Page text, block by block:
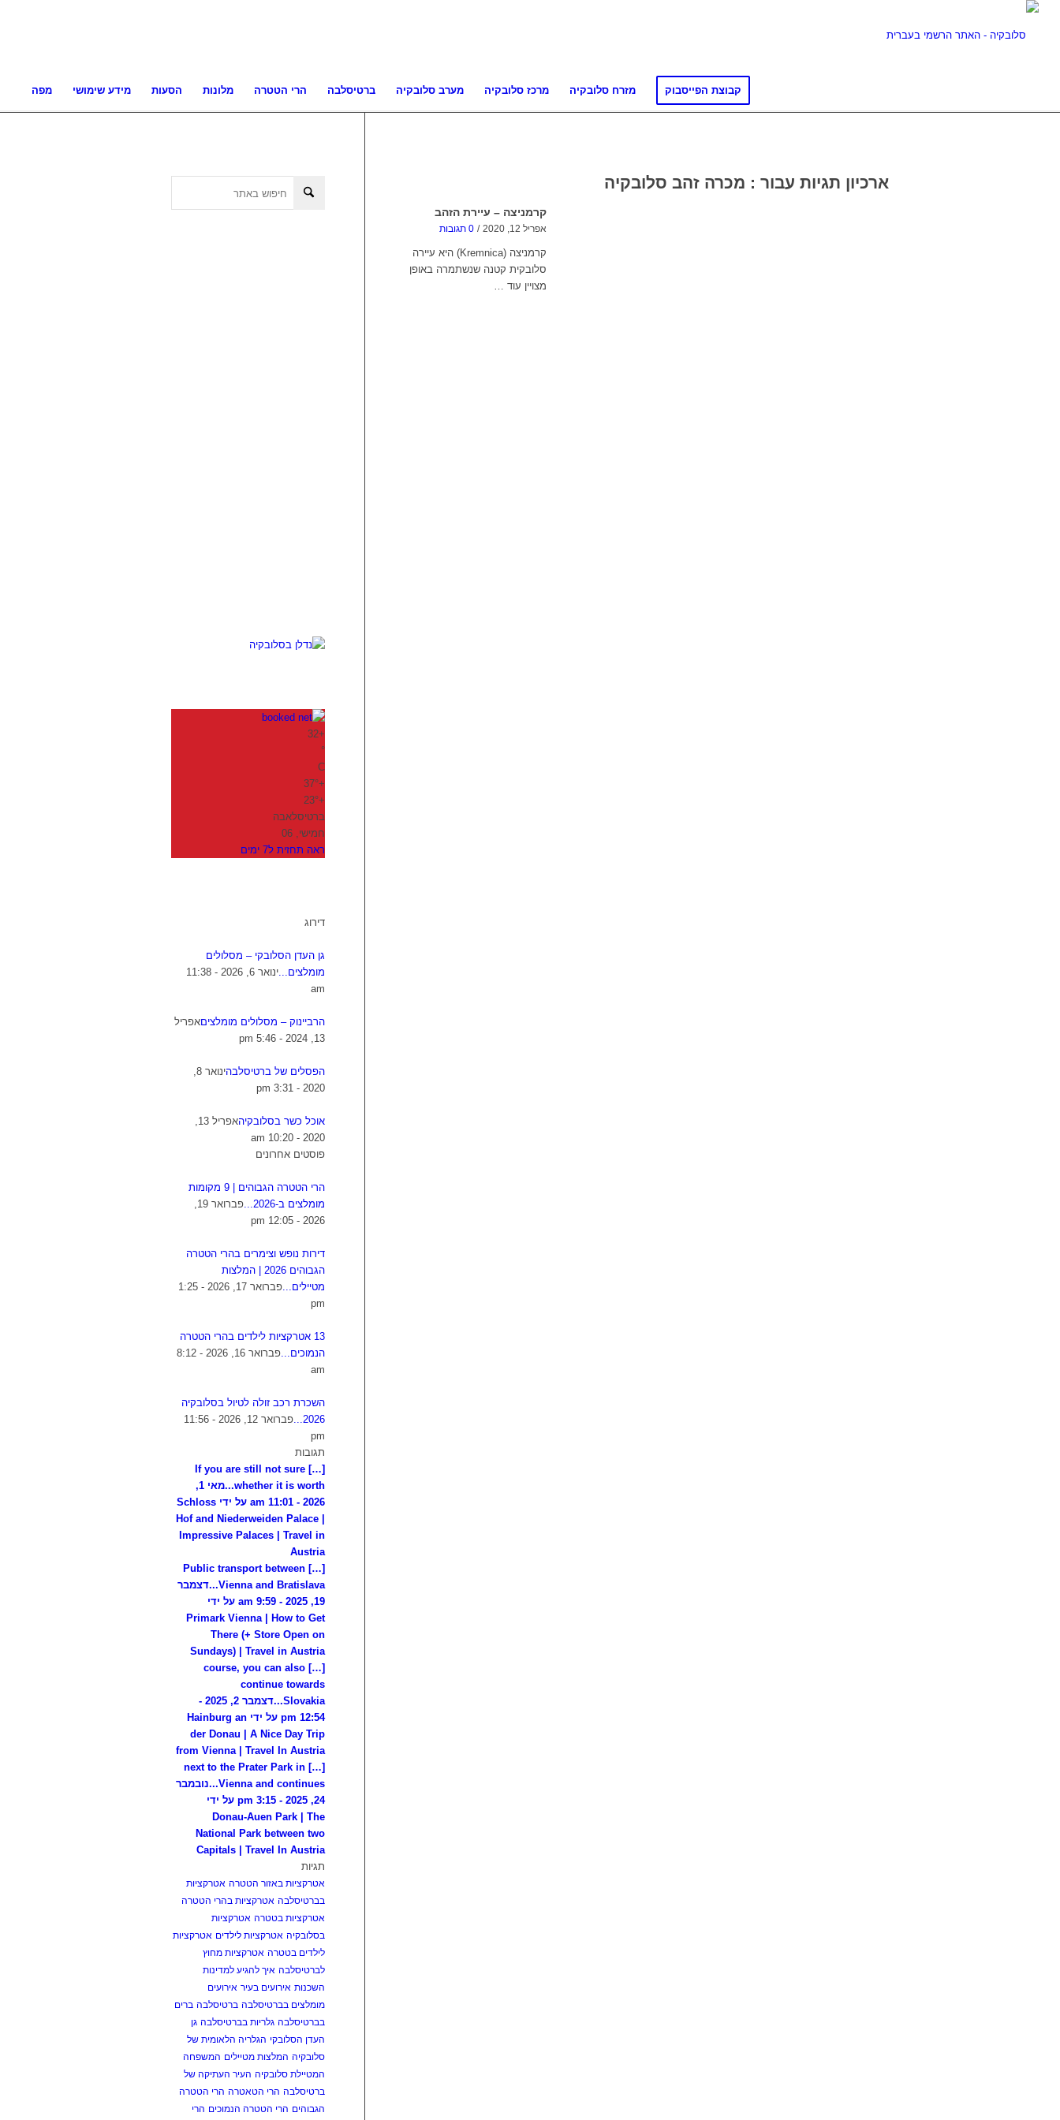
מפה מידע שימושי הסעות מלונות הרי הטטרה ברטיסלבה מערב סלובקיה מרכז סלובקיה מזרח סלובקיה קבוצת הפייסבוק
ארכיון תגיות עבור : מכרה זהב סלובקיה
קרמניצה – עיירת הזהב
אפריל 12, 2020 / 0 תגובות
קרמניצה (Kremnica) היא עיירה
סלובקית קטנה שנשתמרה באופן
מצויין עוד …
+
32
°
C
+
37°
+
23°
ברטיסלאבה
חמישי, 06
ראה תחזית ל7 ימים
דירוג
גן העדן הסלובקי – מסלולים
מומלצים...
ינואר 6, 2026 - 11:38
am
הרביינוק – מסלולים מומלציםאפריל
13, 2024 - 5:46 pm
הפסלים של ברטיסלבה
ינואר 8,
2020 - 3:31 pm
אוכל כשר בסלובקיה
אפריל 13,
2020 - 10:20 am
פוסטים אחרונים
הרי הטטרה הגבוהים | 9 מקומות
מומלצים ב-2026...
פברואר 19,
2026 - 12:05 pm
דירות נופש וצימרים בהרי הטטרה
הגבוהים 2026 | המלצות
מטיילים...
פברואר 17, 2026 - 1:25
pm
13 אטרקציות לילדים בהרי הטטרה
הנמוכים...
פברואר 16, 2026 - 8:12
am
השכרת רכב זולה לטיול בסלובקיה
2026...
פברואר 12, 2026 - 11:56
pm
תגובות
[…] If you are still not sure
whether it is worth...
מאי 1,
2026 - 11:01 am על ידי Schloss
Hof and Niederweiden Palace |
Impressive Palaces | Travel in
Austria
[…] Public transport between
Vienna and Bratislava...
דצמבר
19, 2025 - 9:59 am על ידי
Primark Vienna | How to Get
There (+ Store Open on
Sundays) | Travel in Austria
[…] course, you can also
continue towards
Slovakia...
דצמבר 2, 2025 -
12:54 pm על ידי Hainburg an
der Donau | A Nice Day Trip
from Vienna | Travel In Austria
[…] next to the Prater Park in
Vienna and continues...
נובמבר
24, 2025 - 3:15 pm על ידי
Donau-Auen Park | The
National Park between two
Capitals | Travel In Austria
תגיות
אטרקציות באזור הטטרה אטרקציות
בברטיסלבה אטרקציות בהרי הטטרה
אטרקציות בטטרה אטרקציות
בסלובקיה אטרקציות לילדים אטרקציות
לילדים בטטרה אטרקציות מחוץ
לברטיסלבה איך להגיע למדינות
השכנות אירועים בעיר אירועים
מומלצים בברטיסלבה ברטיסלבה ברים
בברטיסלבה גלריות בברטיסלבה גן
העדן הסלובקי הגלריה הלאומית של
סלובקיה המלצות מטיילים המשפחה
המטיילת סלובקיה העיר העתיקה של
ברטיסלבה הרי הטאטרה הרי הטטרה
הגבוהים הרי הטטרה הנמוכים הרי